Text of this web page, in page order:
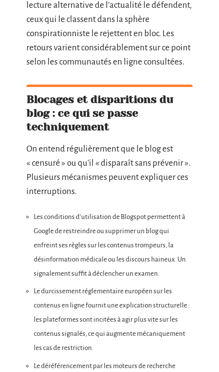
lecture alternative de l’actualité le défendent,
ceux qui le classent dans la sphère
conspirationniste le rejettent en bloc. Les
retours varient considérablement sur ce point
selon les communautés en ligne consultées.
Blocages et disparitions du
blog : ce qui se passe
techniquement
On entend régulièrement que le blog est
« censuré » ou qu’il « disparaît sans prévenir ».
Plusieurs mécanismes peuvent expliquer ces
interruptions.
Les conditions d’utilisation de Blogspot permettent à
Google de restreindre ou supprimer un blog qui
enfreint ses règles sur les contenus trompeurs, la
désinformation médicale ou les discours haineux. Un
signalement suffit à déclencher un examen.
Le durcissement réglementaire européen sur les
contenus en ligne fournit une explication structurelle :
les plateformes sont incitées à agir plus vite sur les
contenus signalés, ce qui augmente mécaniquement
les cas de restriction.
Le déréférencement par les moteurs de recherche